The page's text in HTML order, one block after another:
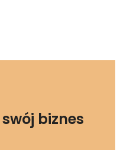
swój biznes